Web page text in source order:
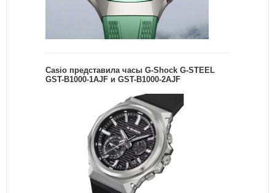
Casio представила часы G-Shock G-STEEL
GST-B1000-1AJF и GST-B1000-2AJF